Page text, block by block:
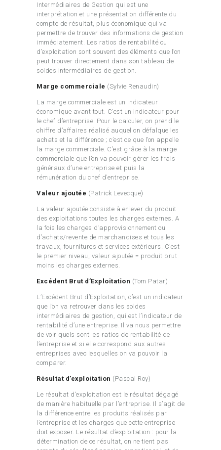
Intermédiaires de Gestion qui est une
interprétation et une présentation différente du
compte de résultat, plus économique qui va
permettre de trouver des informations de gestion
immédiatement. Les ratios de rentabilité ou
d’exploitation sont souvent des éléments que l’on
peut trouver directement dans son tableau de
soldes intermédiaires de gestion.
Marge commerciale (Sylvie Renaudin)
La marge commerciale est un indicateur
économique avant tout. C’est un indicateur pour
le chef d’entreprise. Pour le calculer, on prend le
chiffre d’affaires réalisé auquel on défalque les
achats et la différence ; c’est ce que l’on appelle
la marge commerciale. C’est grâce à la marge
commerciale que l’on va pouvoir gérer les frais
généraux d’une entreprise et puis la
rémunération du chef d’entreprise.
Valeur ajoutée (Patrick Levecque)
La valeur ajoutée consiste à enlever du produit
des exploitations toutes les charges externes. A
la fois les charges d’approvisionnement ou
d’achats/revente de marchandises et tous les
travaux, fournitures et services extérieurs. C’est
le premier niveau, valeur ajoutée = produit brut
moins les charges externes.
Excédent Brut d’Exploitation (Tom Patar)
L’Excédent Brut d’Exploitation, c’est un indicateur
que l’on va retrouver dans les soldes
intermédiaires de gestion, qui est l’indicateur de
rentabilité d’une entreprise. Il va nous permettre
de voir quels sont les ratios de rentabilité de
l’entreprise et si elle correspond aux autres
entreprises avec lesquelles on va pouvoir la
comparer.
Résultat d’exploitation (Pascal Roy)
Le résultat d’exploitation est le résultat dégagé
de manière habituelle par l’entreprise. Il s’agit de
la différence entre les produits réalisés par
l’entreprise et les charges que cette entreprise
doit exposer. Le résultat d’exploitation : pour la
détermination de ce résultat, on ne tient pas